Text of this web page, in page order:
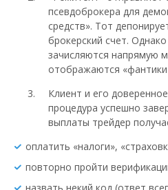
псевдоброкера для
средств». Тот
брокерский счет.
зачисляются напрямую
отображаются
Клиент и его
процедура успешно
выплаты трейдер
оплатить «налоги»,
повторно пройти